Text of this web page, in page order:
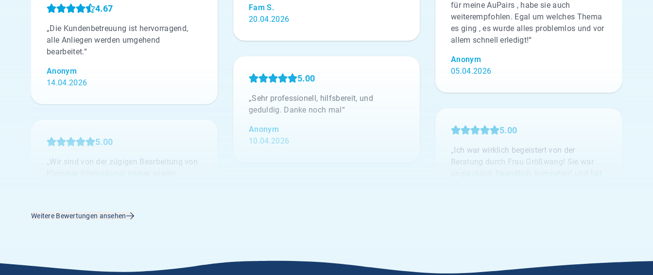
Fam S.
20.04.2026
4.67
„Die Kundenbetreuung ist hervorragend,
alle Anliegen werden umgehend
bearbeitet.“
Anonym
14.04.2026
5.00
„Sehr professionell, hilfsbereit, und
geduldig. Danke noch mal“
Anonym
10.04.2026
für meine AuPairs , habe sie auch
weiterempfohlen. Egal um welches Thema
es ging , es wurde alles problemlos und vor
allem schnell erledigt!“
Anonym
05.04.2026
5.00
„Wir sind von der zügigen Bearbeitung von
02.04.2026
sowie dem sehr guten Kundenservice und
5.00
„Ich war wirklich begeistert von der
Beratung durch Frau Größwang! Sie war
Weitere Bewertungen ansehen